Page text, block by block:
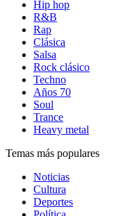
Hip hop
R&B
Rap
Clásica
Salsa
Rock clásico
Techno
Años 70
Soul
Trance
Heavy metal
Temas más populares
Noticias
Cultura
Deportes